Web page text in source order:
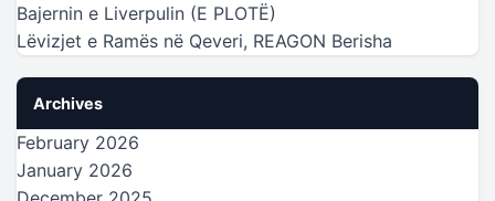
Bajernin e Liverpulin (E PLOTË)
Lëvizjet e Ramës në Qeveri, REAGON Berisha
Archives
February 2026
January 2026